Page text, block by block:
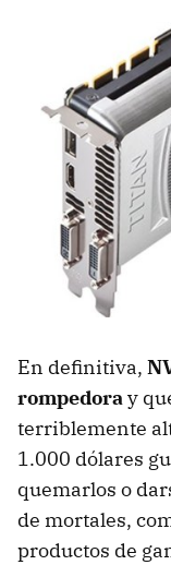
En definitiva,
rompedoray
terriblemente
1.000 dólares
quemarlos o
de mortales,
productos de